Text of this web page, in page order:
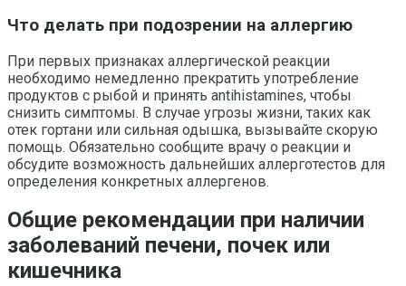
Что делать при подозрении на аллергию
При первых признаках аллергической реакции
необходимо немедленно прекратить употребление
продуктов с рыбой и принять antihistamines, чтобы
снизить симптомы. В случае угрозы жизни, таких как
отек гортани или сильная одышка, вызывайте скорую
помощь. Обязательно сообщите врачу о реакции и
обсудите возможность дальнейших аллерготестов для
определения конкретных аллергенов.
Общие рекомендации при наличии
заболеваний печени, почек или
кишечника